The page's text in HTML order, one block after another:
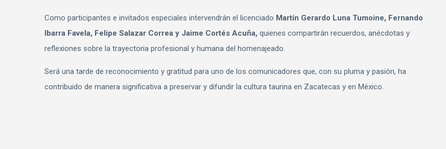
Como participantes e invitados especiales intervendrán el licenciado Martín Gerardo Luna Tumoine, Fernando
Ibarra Favela, Felipe Salazar Correa y Jaime Cortés Acuña, quienes compartirán recuerdos, anécdotas y
reflexiones sobre la trayectoria profesional y humana del homenajeado.
Será una tarde de reconocimiento y gratitud para uno de los comunicadores que, con su pluma y pasión, ha
contribuido de manera significativa a preservar y difundir la cultura taurina en Zacatecas y en México.